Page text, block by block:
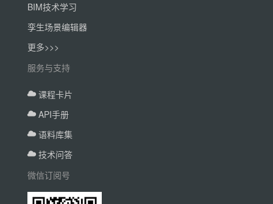
BIM技术学习
孪生场景编辑器
更多>>>
服务与支持
课程卡片
API手册
语料库集
技术问答
微信订阅号